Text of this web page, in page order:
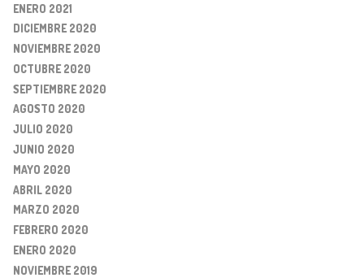
ENERO 2021
DICIEMBRE 2020
NOVIEMBRE 2020
OCTUBRE 2020
SEPTIEMBRE 2020
AGOSTO 2020
JULIO 2020
JUNIO 2020
MAYO 2020
ABRIL 2020
MARZO 2020
FEBRERO 2020
ENERO 2020
NOVIEMBRE 2019